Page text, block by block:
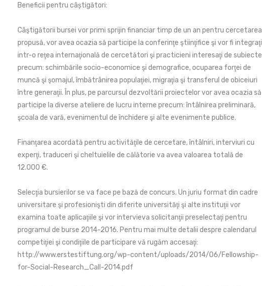
Beneficii pentru câștigători:
Câştigătorii bursei vor primi sprijin financiar timp de un an pentru cercetarea
propusă, vor avea ocazia să participe la conferinţe ştiinţifice şi vor fi integraţi
intr-o reţea internaţională de cercetători şi practicieni interesaţi de subiecte
precum: schimbările socio-economice şi demografice, ocuparea forţei de
muncă şi şomajul, îmbătrânirea populaţiei, migraţia şi transferul de obiceiuri
între generaţii. În plus, pe parcursul dezvoltării proiectelor vor avea ocazia să
participe la diverse ateliere de lucru interne precum: întâlnirea preliminară,
şcoala de vară, evenimentul de închidere şi alte evenimente publice.
Finanţarea acordată pentru activităţile de cercetare, întâlniri, interviuri cu
experţi, traduceri şi cheltuielile de călătorie va avea valoarea totală de
12.000 €.
Selecţia bursierilor se va face pe bază de concurs. Un juriu format din cadre
universitare şi profesionişti din diferite universităţi şi alte instituţii vor
examina toate aplicaţiile şi vor intervieva solicitanţii preselectaţi pentru
programul de burse 2014-2016. Pentru mai multe detalii despre calendarul
competiţiei şi condiţiile de participare vă rugăm accesaţi:
http://www.erstestiftung.org/wp-content/uploads/2014/06/Fellowship-
for-Social-Research_Call-2014.pdf